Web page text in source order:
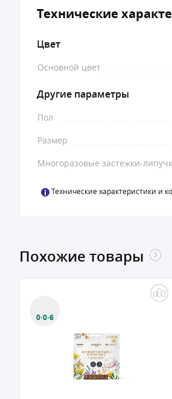
Технические
Цвет
Основной цвет
Другие параметры
Пол
Размер
Многоразовые застежки-
Технические характеристики и
Похожие товары
0·0·6